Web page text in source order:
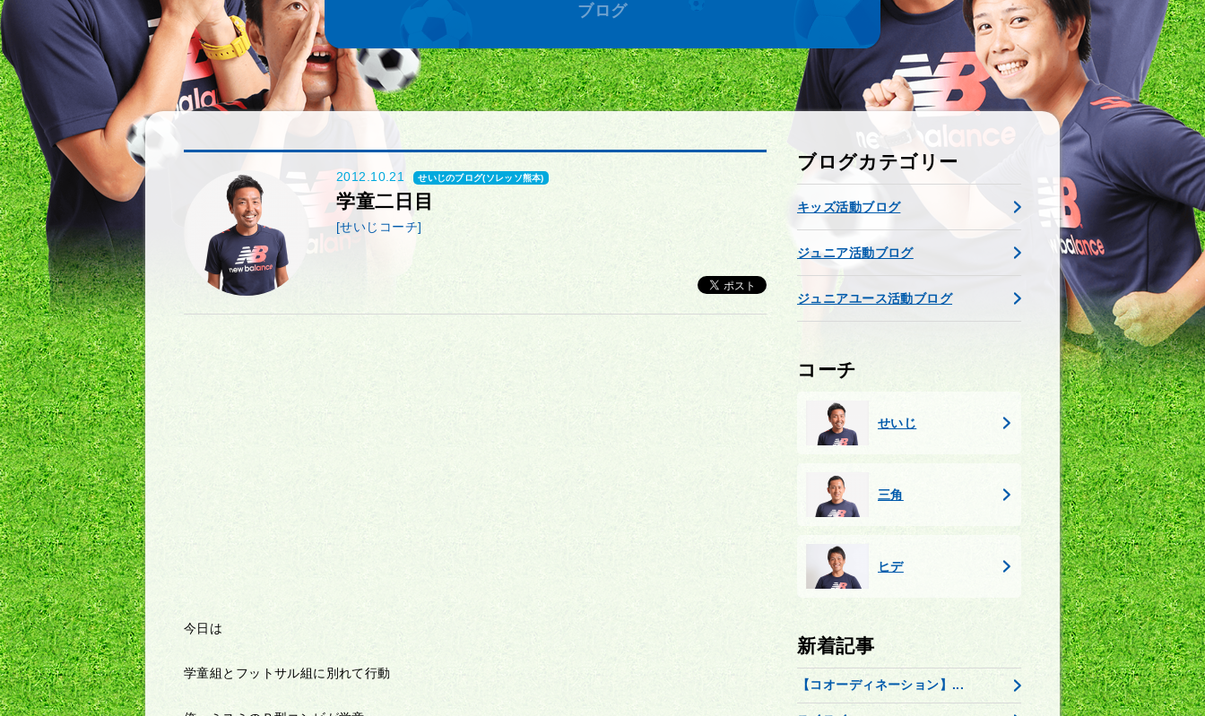
ブログ
2012.10.21 せいじのブログ(ソレッソ熊本)
学童二日目
[せいじコーチ]
今日は
学童組とフットサル組に別れて行動
ブログカテゴリー
キッズ活動ブログ
ジュニア活動ブログ
ジュニアユース活動ブログ
コーチ
せいじ
三角
ヒデ
新着記事
【コオーディネーション】...